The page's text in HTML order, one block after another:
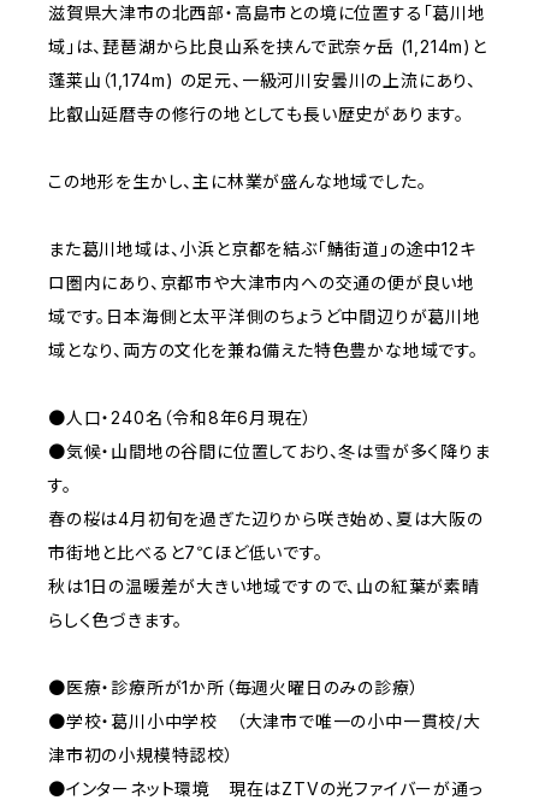
滋賀県大津市の北西部・高島市との境に位置する「葛川地
域」は、琵琶湖から比良山系を挟んで武奈ヶ岳 (1,214m)と
蓬莱山（1,174m) の足元、一級河川安曇川の上流にあり、
比叡山延暦寺の修行の地としても長い歴史があります。
この地形を生かし、主に林業が盛んな地域でした。
また葛川地域は、小浜と京都を結ぶ「鯖街道」の途中12キ
ロ圏内にあり、京都市や大津市内への交通の便が良い地
域です。日本海側と太平洋側のちょうど中間辺りが葛川地
域となり、両方の文化を兼ね備えた特色豊かな地域です。
●人口・240名（令和8年6月現在）
●気候・山間地の谷間に位置しており、冬は雪が多く降りま
す。
春の桜は4月初旬を過ぎた辺りから咲き始め、夏は大阪の
市街地と比べると7℃ほど低いです。
秋は1日の温暖差が大きい地域ですので、山の紅葉が素晴
らしく色づきます。
●医療・診療所が1か所（毎週火曜日のみの診療）
●学校・葛川小中学校 （大津市で唯一の小中一貫校/大
津市初の小規模特認校）
●インターネット環境 現在はZTVの光ファイバーが通っ